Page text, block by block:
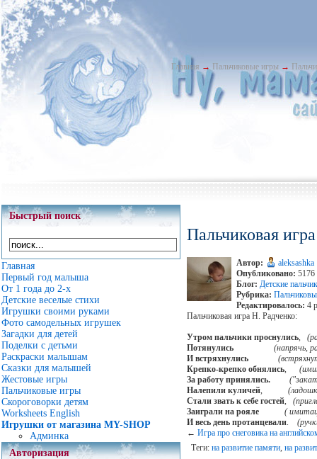
Главная → Пальчиковые игры →
Быстрый поиск
Главная
Первый год малыша
От 1 года до 2-х
Детские веселые стихи
Игрушки своими руками
Фото самодельных игрушек
Загадки для детей
Поделки с детьми
Раскраски малышам
Сказки для малышей
Жестовые игры
Пальчиковые игры
Скороговорки детям
Worksheets English
Игрушки от магазина MY-SHOP
Админка
Авторизация
Пальчиковая
Автор:
aleksashka
Опубликовано: 5176
Блог: Детские
Рубрика:
Редактировалось: 4
Пальчиковая игра Н. Радченко:
Утром пальчики проснулись,
Потянулись
(напрячь,
И встряхнулись
Крепко-крепко обнялись,
За работу принялись.
Налепили куличей,
Стали звать к себе гостей,
Заиграли на рояле
(
И весь день протанцевали.
← Игра про снеговика на
Теги: на развитие памяти, на